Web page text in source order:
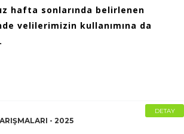
hafta sonlarında belirlenen
velilerimizin kullanımına da
- 2025
DETAY